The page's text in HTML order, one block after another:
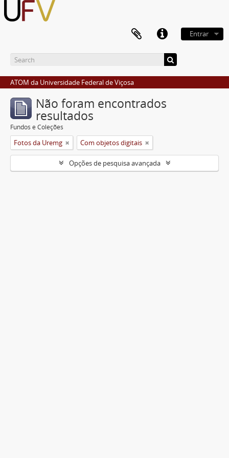
Entrar
ATOM da Universidade Federal de Viçosa
Não foram encontrados
resultados
Fundos e Coleções
Fotos da Uremg Com objetos digitais
Opções de pesquisa avançada